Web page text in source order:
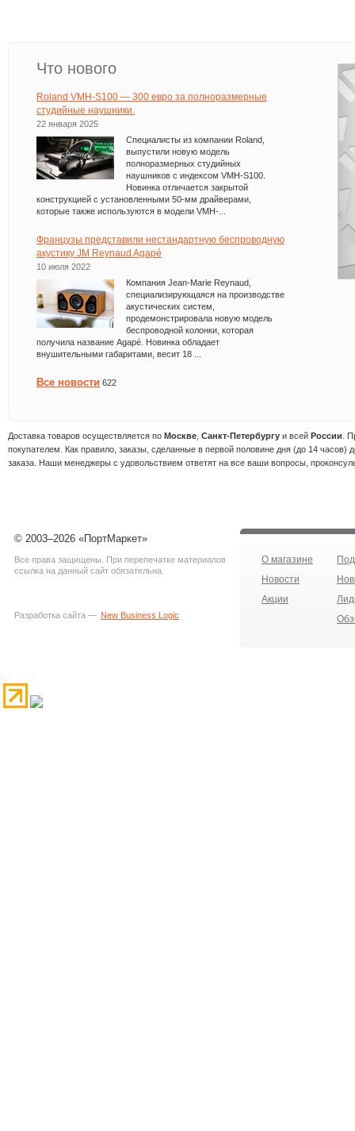
Доставка товаров осуществляется по Москве Санкт-Петербургу и всей России
покупателем. Как правило, заказы, сделанные в первой половине дня (до 14 часов)
заказа. Наши менеджеры с удовольствием ответят на все ваши вопросы,
Что нового
Roland VMH-S100 — 300 евро за полноразмерные
студийные наушники.
22 января 2025
Специалисты из компании Roland,
выпустили новую модель
полноразмерных студийных
наушников с индексом VMH-S100.
Новинка отличается закрытой
конструкцией с установленными 50-мм драйверами,
которые также используются в модели VMH-...
Французы представили нестандартную беспроводную
акустику JM Reynaud Agapé
10 июля 2022
Компания Jean-Marie Reynaud,
специализирующаяся на производстве
акустических систем,
продемонстрировала новую модель
беспроводной колонки, которая
получила название Agapé. Новинка обладает
внушительными габаритами, весит 18 ...
Все новости 622
© 2003–2026 «ПортМаркет»
Все права защищены. При перепечатке материалов
ссылка на данный сайт обязательна.
Разработка сайта — New Business Logic
О магазине
Новости
Акции